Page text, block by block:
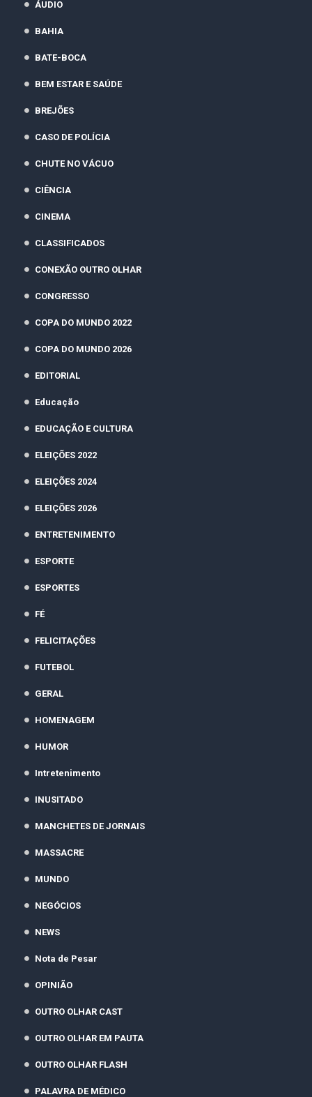
ÁUDIO
BAHIA
BATE-BOCA
BEM ESTAR E SAÚDE
BREJÕES
CASO DE POLÍCIA
CHUTE NO VÁCUO
CIÊNCIA
CINEMA
CLASSIFICADOS
CONEXÃO OUTRO OLHAR
CONGRESSO
COPA DO MUNDO 2022
COPA DO MUNDO 2026
EDITORIAL
Educação
EDUCAÇÃO E CULTURA
ELEIÇÕES 2022
ELEIÇÕES 2024
ELEIÇÕES 2026
ENTRETENIMENTO
ESPORTE
ESPORTES
FÉ
FELICITAÇÕES
FUTEBOL
GERAL
HOMENAGEM
HUMOR
Intretenimento
INUSITADO
MANCHETES DE JORNAIS
MASSACRE
MUNDO
NEGÓCIOS
NEWS
Nota de Pesar
OPINIÃO
OUTRO OLHAR CAST
OUTRO OLHAR EM PAUTA
OUTRO OLHAR FLASH
PALAVRA DE MÉDICO